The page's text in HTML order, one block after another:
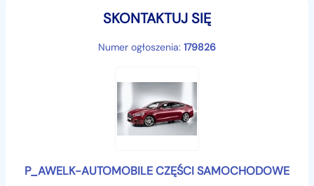
SKONTAKTUJ SIĘ
Numer ogłoszenia: 179826
P_AWELK-AUTOMOBILE CZĘŚCI SAMOCHODOWE